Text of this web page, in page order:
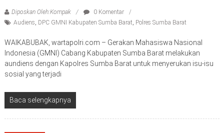
Diposkan Oleh:Kompak
0 Komentar
Audiens, DPC GMNI Kabupaten Sumba Barat, Polres Sumba Barat
WAIKABUBAK, wartapolri.com – Gerakan Mahasiswa Nasional
Indonesia (GMNI) Cabang Kabupaten Sumba Barat melakukan
aundiens dengan Kapolres Sumba Barat untuk menyerukan isu-isu
sosial yang terjadi
Baca selengkapnya